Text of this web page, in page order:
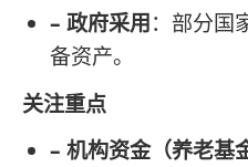
– 政府采用：部分国
备资产。
关注重点
– 机构资金（养老基